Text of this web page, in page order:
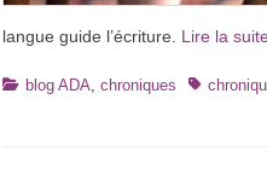
langue guide l’écriture. Lire la
Catégories
blog ADA, chroniques Tags